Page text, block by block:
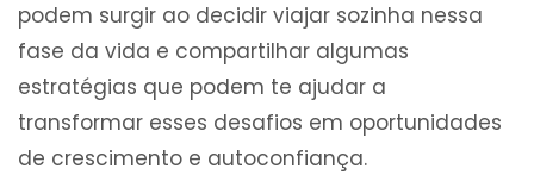
podem surgir ao decidir viajar sozinha nessa
fase da vida e compartilhar algumas
estratégias que podem te ajudar a
transformar esses desafios em oportunidades
de crescimento e autoconfiança.